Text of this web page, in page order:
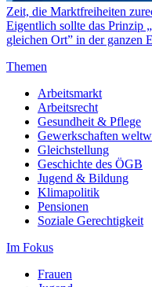
Zeit, die Marktfreiheiten
Eigentlich sollte das Prinzip
gleichen Ort” in der ganzen
Themen
Arbeitsmarkt
Arbeitsrecht
Gesundheit & Pflege
Gewerkschaften
Gleichstellung
Geschichte des ÖGB
Jugend & Bildung
Klimapolitik
Pensionen
Soziale Gerechtigkeit
Im Fokus
Frauen